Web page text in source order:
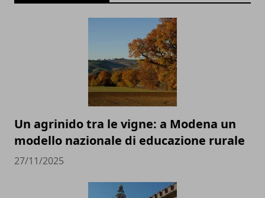
Un agrinido tra le vigne: a Modena un
modello nazionale di educazione rurale
27/11/2025